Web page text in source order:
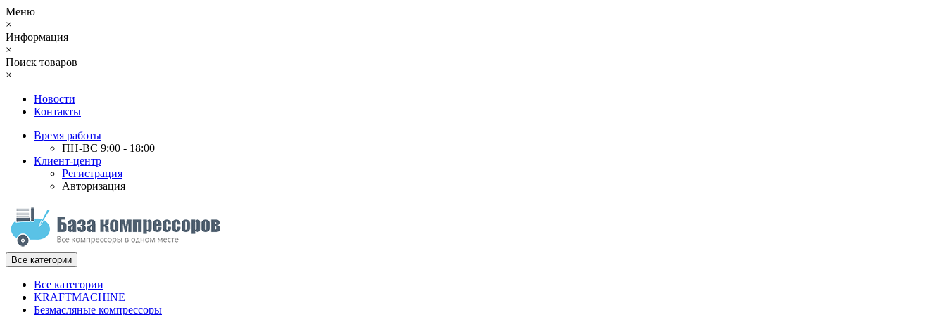
Меню
×
Информация
×
Поиск товаров
×
Новости
Контакты
Время работы
ПН-ВС 9:00 - 18:00
Клиент-центр
Регистрация
Авторизация
Все категории
Все категории
KRAFTMACHINE
Безмасляные компрессоры